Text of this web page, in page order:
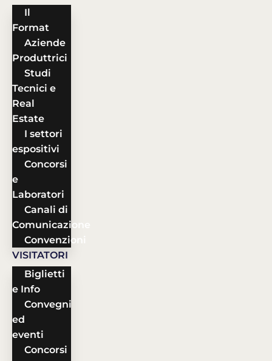
Il
Format
Aziende
Produttrici
Studi
Tecnici e
Real
Estate
I settori
espositivi
Concorsi
e
Laboratori
Canali di
Comunicazione
Convenzioni
VISITATORI
Biglietti
e Info
Convegni
ed
eventi
Concorsi